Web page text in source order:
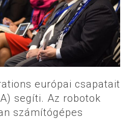
európai csapatait
segíti. Az robotok
számítógépes